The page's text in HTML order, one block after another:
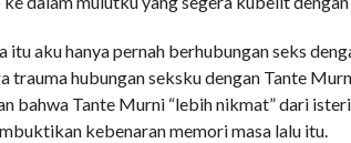
itu aku hanya pernah berhubungan seks
trauma hubungan seksku dengan Tante
bahwa Tante Murni “lebih nikmat” dari
kebenaran memori masa lalu itu.